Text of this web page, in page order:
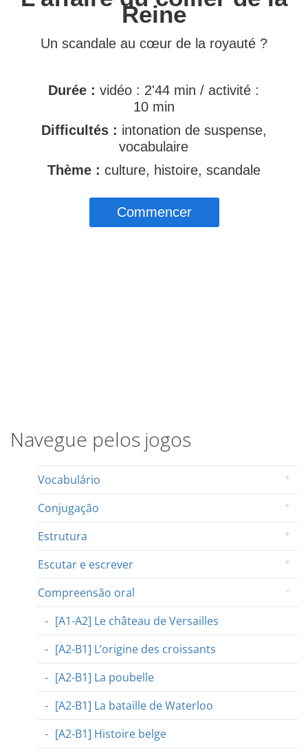
Navegue pelos jogos
Vocabulário
Conjugação
Estrutura
Escutar e escrever
Compreensão oral
[A1-A2] Le château de Versailles
[A2-B1] L’origine des croissants
[A2-B1] La poubelle
[A2-B1] La bataille de Waterloo
[A2-B1] Histoire belge